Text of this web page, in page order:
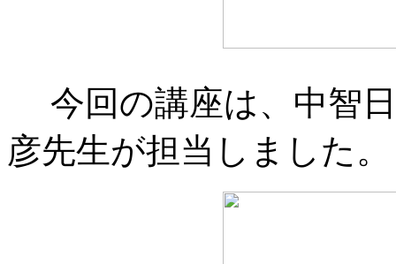
今回の講座は、中智
彦先生が担当しました。